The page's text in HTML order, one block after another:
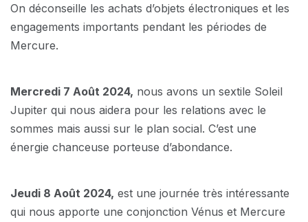
On déconseille les achats d’objets électroniques et les
engagements importants pendant les périodes de
Mercure.
Mercredi 7 Août 2024, nous avons un sextile Soleil
Jupiter qui nous aidera pour les relations avec le
sommes mais aussi sur le plan social. C’est une
énergie chanceuse porteuse d’abondance.
Jeudi 8 Août 2024, est une journée très intéressante
qui nous apporte une conjonction Vénus et Mercure